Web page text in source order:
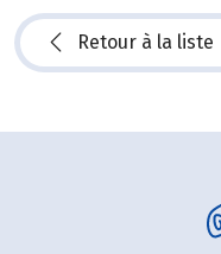
Retour à la liste